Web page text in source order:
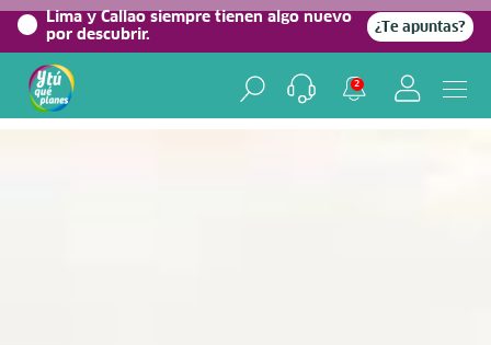
Lima y Callao siempre tienen algo nuevo
por descubrir.
¿Te apuntas?
2
Home/Blog viajero